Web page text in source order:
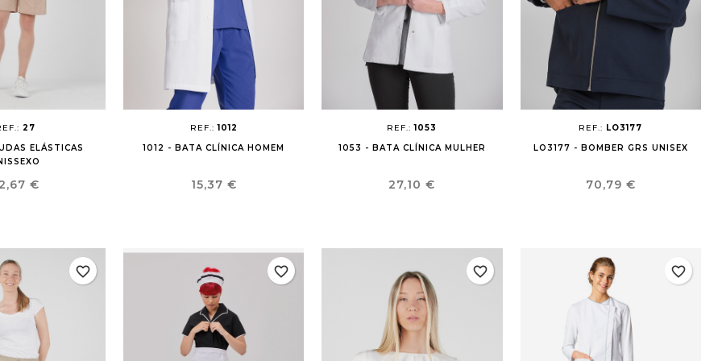
27
ELÁSTICAS
€
REF.:1012
1012 - BATA CLÍNICA HOMEM
Preço
15,37 €
REF.:1053
1053 - BATA CLÍNICA MULHER
Preço
27,10 €
REF.: LO3177
LO3177 - BOMBER GRS UNISEX
Preço
70,79 €
favorite_border favorite_border favorite_border favorite_border